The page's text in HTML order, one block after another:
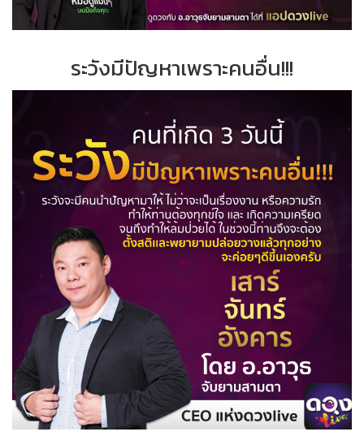
ระวังมีปัญหาเพราะคนอื่น!!!